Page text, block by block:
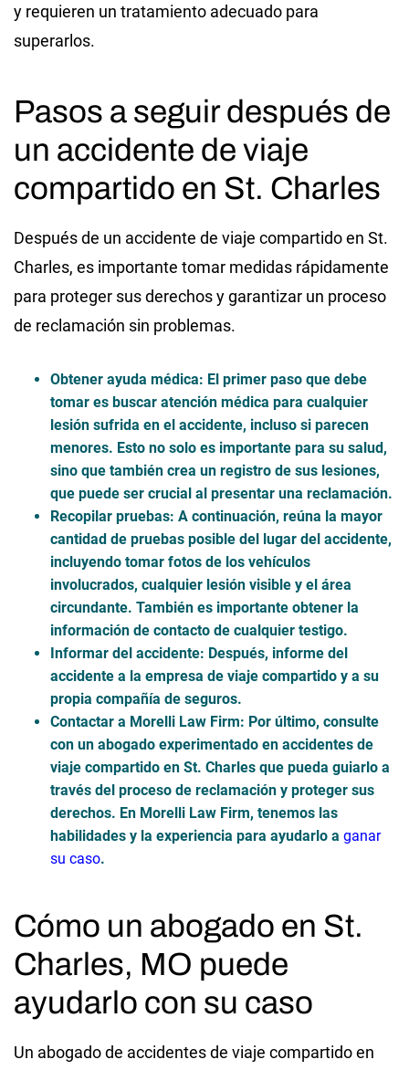
y requieren un tratamiento adecuado para
superarlos.
Pasos a seguir después de
un accidente de viaje
compartido en St. Charles
Después de un accidente de viaje compartido en St.
Charles, es importante tomar medidas rápidamente
para proteger sus derechos y garantizar un proceso
de reclamación sin problemas.
Obtener ayuda médica: El primer paso que debe
tomar es buscar atención médica para cualquier
lesión sufrida en el accidente, incluso si parecen
menores. Esto no solo es importante para su salud,
sino que también crea un registro de sus lesiones,
que puede ser crucial al presentar una reclamación.
Recopilar pruebas: A continuación, reúna la mayor
cantidad de pruebas posible del lugar del accidente,
incluyendo tomar fotos de los vehículos
involucrados, cualquier lesión visible y el área
circundante. También es importante obtener la
información de contacto de cualquier testigo.
Informar del accidente: Después, informe del
accidente a la empresa de viaje compartido y a su
propia compañía de seguros.
Contactar a Morelli Law Firm: Por último, consulte
con un abogado experimentado en accidentes de
viaje compartido en St. Charles que pueda guiarlo a
través del proceso de reclamación y proteger sus
derechos. En Morelli Law Firm, tenemos las
habilidades y la experiencia para ayudarlo a ganar
su caso.
Cómo un abogado en St.
Charles, MO puede
ayudarlo con su caso
Un abogado de accidentes de viaje compartido en